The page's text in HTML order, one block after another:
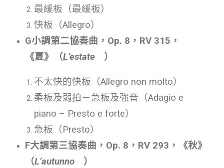
最緩板（最緩板）
快板（Allegro）
G小調第二協奏曲，Op. 8，RV 315，
《夏》（L’estate ）
不太快的快板（Allegro non molto）
柔板及弱拍－急板及強音（Adagio e
piano – Presto e forte）
急板（Presto）
F大調第三協奏曲，Op. 8，RV 293，《秋》
（L’autunno ）